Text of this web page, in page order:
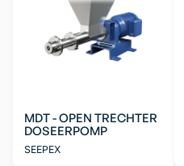
MDT - OPEN TRECHTER
DOSEERPOMP
SEEPEX